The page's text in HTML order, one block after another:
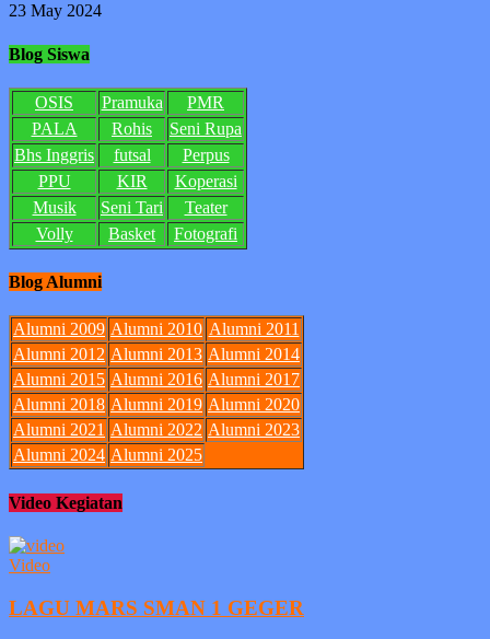
23 May 2024
Blog Siswa
OSIS Pramuka
PMR
PALA
Rohis
Seni Rupa
Bhs Inggris
futsal
Perpus
PPU
KIR
Koperasi
Musik
Seni Tari
Teater
Volly
Basket Fotografi
Blog Alumni
Alumni 2009 Alumni 2010 Alumni 2011
Alumni 2012 Alumni 2013 Alumni 2014
Alumni 2015 Alumni 2016 Alumni 2017
Alumni 2018 Alumni 2019 Alumni 2020
Alumni 2021 Alumni 2022 Alumni 2023
Alumni 2024 Alumni 2025
Video Kegiatan
Video
LAGU MARS SMAN 1 GEGER